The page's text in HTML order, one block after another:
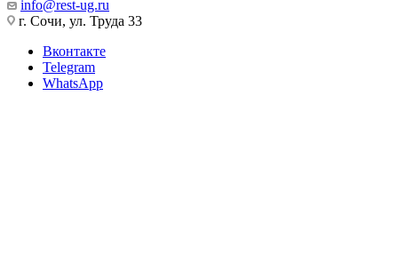
info@rest-ug.ru
г. Сочи, ул. Труда 33
Вконтакте
Telegram
WhatsApp